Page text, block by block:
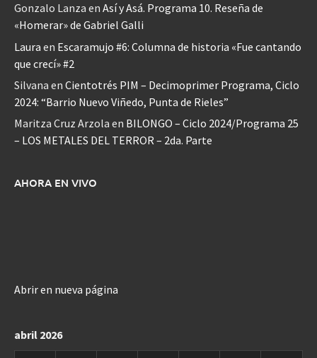
Gonzalo Lanza en Así y Asá. Programa 10. Reseña de
«Homerar» de Gabriel Galli
Laura en Escaramujo #6: Columna de historia «Fue cantando
que crecí» #2
Silvana en Cientotrés PIM – Decimoprimer Programa, Ciclo
2024: “Barrio Nuevo Viñedo, Punta de Rieles”
Maritza Cruz Arzola en BILONGO – Ciclo 2024/Programa 25
– LOS METALES DEL TERROR – 2da. Parte
AHORA EN VIVO
Abrir en nueva página
abril 2026